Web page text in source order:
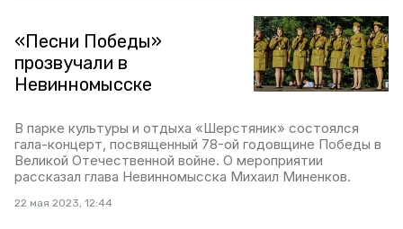
«Песни Победы»
прозвучали в
Невинномысске
В парке культуры и отдыха «Шерстяник» состоялся
гала-концерт, посвященный 78-ой годовщине Победы в
Великой Отечественной войне. О мероприятии
рассказал глава Невинномысска Михаил Миненков.
22 мая 2023, 12:44